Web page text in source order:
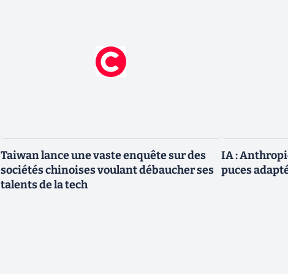
Taiwan lance une vaste enquête sur des
sociétés chinoises voulant débaucher ses
talents de la tech
IA :
puces